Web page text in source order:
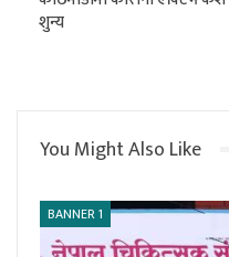
शुन्य
You Might Also Like
BANNER 1